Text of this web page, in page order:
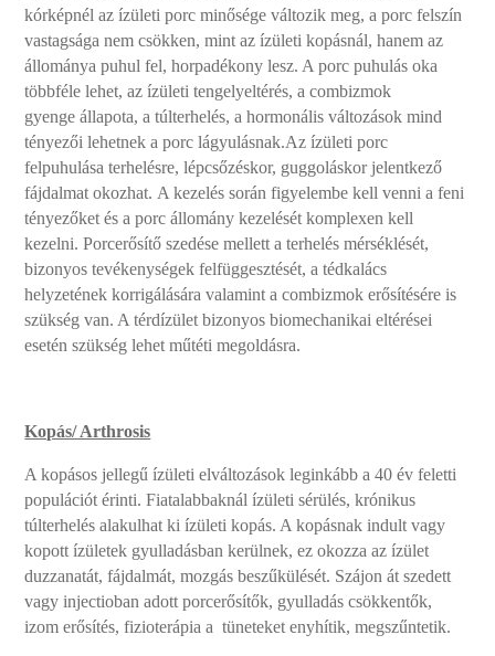
kórképnél az ízületi porc minősége változik meg, a porc felszín
vastagsága nem csökken, mint az ízületi kopásnál, hanem az
állománya puhul fel, horpadékony lesz. A porc puhulás oka
többféle lehet, az ízületi tengelyeltérés, a combizmok
gyenge állapota, a túlterhelés, a hormonális változások mind
tényezői lehetnek a porc lágyulásnak.Az ízületi porc
felpuhulása terhelésre, lépcsőzéskor, guggoláskor jelentkező
fájdalmat okozhat. A kezelés során figyelembe kell venni a feni
tényezőket és a porc állomány kezelését komplexen kell
kezelni. Porcerősítő szedése mellett a terhelés mérséklését,
bizonyos tevékenységek felfüggesztését, a tédkalács
helyzetének korrigálására valamint a combizmok erősítésére is
szükség van. A térdízület bizonyos biomechanikai eltérései
esetén szükség lehet műtéti megoldásra.
Kopás/ Arthrosis
A kopásos jellegű ízületi elváltozások leginkább a 40 év feletti
populációt érinti. Fiatalabbaknál ízületi sérülés, krónikus
túlterhelés alakulhat ki ízületi kopás. A kopásnak indult vagy
kopott ízületek gyulladásban kerülnek, ez okozza az ízület
duzzanatát, fájdalmát, mozgás beszűkülését. Szájon át szedett
vagy injectioban adott porcerősítők, gyulladás csökkentők,
izom erősítés, fizioterápia a tüneteket enyhítik, megszűntetik.